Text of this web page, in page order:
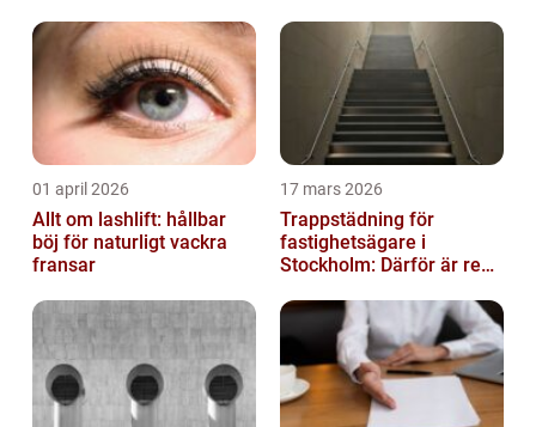
01 april 2026
Allt om lashlift: hållbar
böj för naturligt vackra
fransar
17 mars 2026
Trappstädning för
fastighetsägare i
Stockholm: Därför är rena
investering